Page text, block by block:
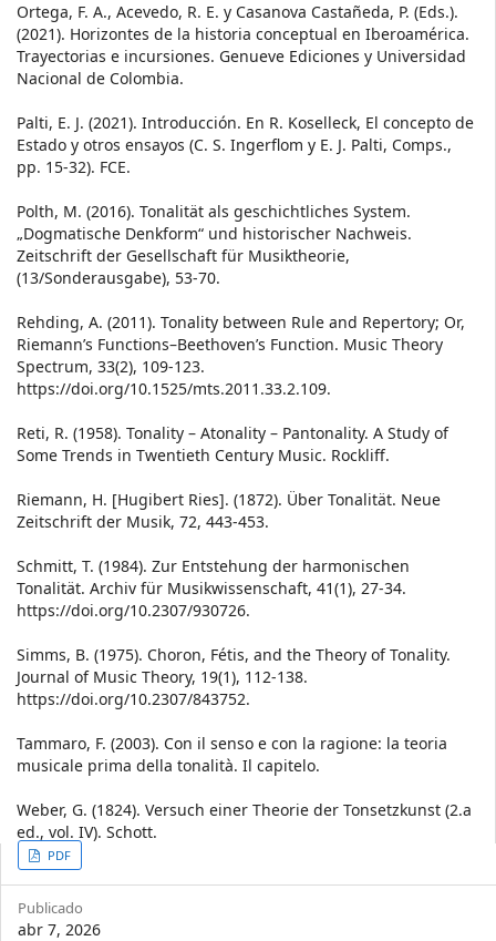
Ortega, F. A., Acevedo, R. E. y Casanova Castañeda, P. (Eds.).
(2021). Horizontes de la historia conceptual en Iberoamérica.
Trayectorias e incursiones. Genueve Ediciones y Universidad
Nacional de Colombia.
Palti, E. J. (2021). Introducción. En R. Koselleck, El concepto de
Estado y otros ensayos (C. S. Ingerflom y E. J. Palti, Comps.,
pp. 15-32). FCE.
Polth, M. (2016). Tonalität als geschichtliches System.
„Dogmatische Denkform“ und historischer Nachweis.
Zeitschrift der Gesellschaft für Musiktheorie,
(13/Sonderausgabe), 53-70.
Rehding, A. (2011). Tonality between Rule and Repertory; Or,
Riemann’s Functions–Beethoven’s Function. Music Theory
Spectrum, 33(2), 109-123.
https://doi.org/10.1525/mts.2011.33.2.109.
Reti, R. (1958). Tonality – Atonality – Pantonality. A Study of
Some Trends in Twentieth Century Music. Rockliff.
Riemann, H. [Hugibert Ries]. (1872). Über Tonalität. Neue
Zeitschrift der Musik, 72, 443-453.
Schmitt, T. (1984). Zur Entstehung der harmonischen
Tonalität. Archiv für Musikwissenschaft, 41(1), 27-34.
https://doi.org/10.2307/930726.
Simms, B. (1975). Choron, Fétis, and the Theory of Tonality.
Journal of Music Theory, 19(1), 112-138.
https://doi.org/10.2307/843752.
Tammaro, F. (2003). Con il senso e con la ragione: la teoria
musicale prima della tonalità. Il capitelo.
Weber, G. (1824). Versuch einer Theorie der Tonsetzkunst (2.a
ed., vol. IV). Schott.
Article
Sidebar
PDF
Publicado
abr 7, 2026